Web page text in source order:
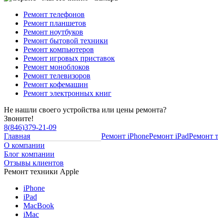
Ремонт телефонов
Ремонт планшетов
Ремонт ноутбуков
Ремонт бытовой техники
Ремонт компьютеров
Ремонт игровых приставок
Ремонт моноблоков
Ремонт телевизоров
Ремонт кофемашин
Ремонт электронных книг
Не нашли своего устройства или цены ремонта?
Звоните!
8(846)379-21-09
Главная
О компании
Блог компании
Отзывы клиентов
Ремонт iPhoneРемонт iPadРемонт
Ремонт техники Apple
iPhone
iPad
MacBook
iMac